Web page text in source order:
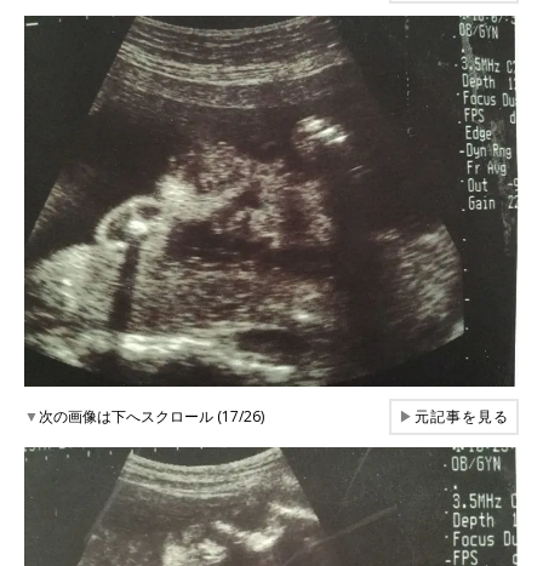
▼次の画像は下へスクロール (17/26) ▶元記事を見る